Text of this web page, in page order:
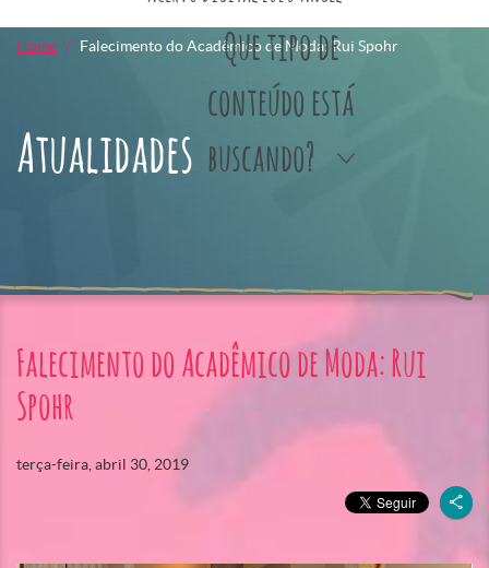
Que tipo de
conteúdo está
buscando?
Home Falecimento do Acadêmico de Moda: Rui Spohr
Atualidades
Falecimento do Acadêmico de Moda: Rui
Spohr
terça-feira, abril 30, 2019